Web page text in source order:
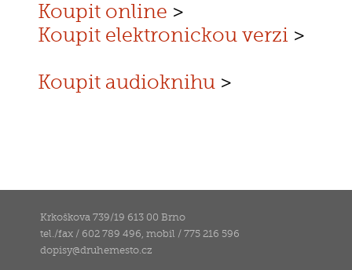
Koupit online >
Koupit elektronickou verzi >
Koupit audioknihu >
Krkoškova 739/19 613 00 Brno
tel./fax / 602 789 496, mobil / 775 216 596
dopisy@druhemesto.cz